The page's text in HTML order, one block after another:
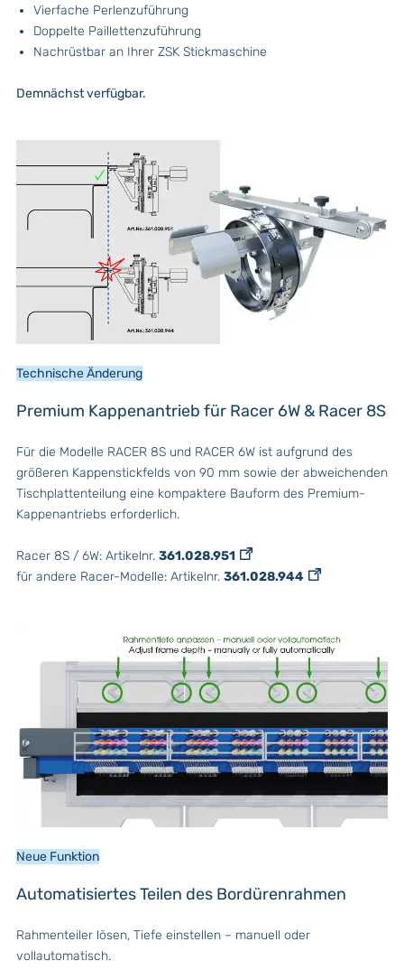
Vierfache Perlenzuführung
Doppelte Paillettenzuführung
Nachrüstbar an Ihrer ZSK Stickmaschine
Demnächst verfügbar.
Technische Änderung
Premium Kappenantrieb für Racer 6W & Racer 8S
Für die Modelle RACER 8S und RACER 6W ist aufgrund des
größeren Kappenstickfelds von 90 mm sowie der abweichenden
Tischplattenteilung eine kompaktere Bauform des Premium-
Kappenantriebs erforderlich.
Racer 8S / 6W: Artikelnr. 361.028.951
für andere Racer-Modelle: Artikelnr. 361.028.944
Neue Funktion
Automatisiertes Teilen des Bordürenrahmen
Rahmenteiler lösen, Tiefe einstellen – manuell oder
vollautomatisch.